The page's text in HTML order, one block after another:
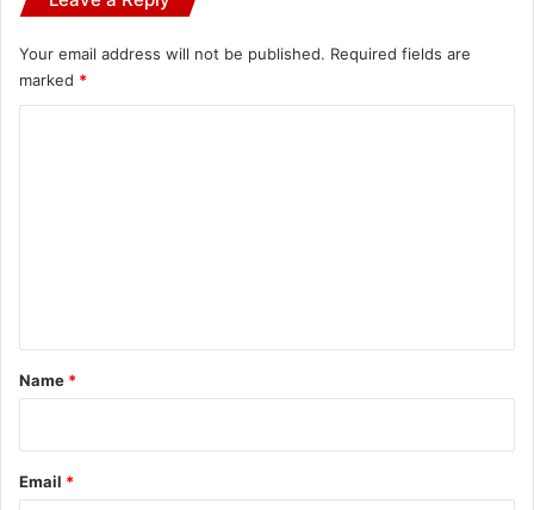
Your email address will not be published. Required fields are
marked *
*
Name *
Email *